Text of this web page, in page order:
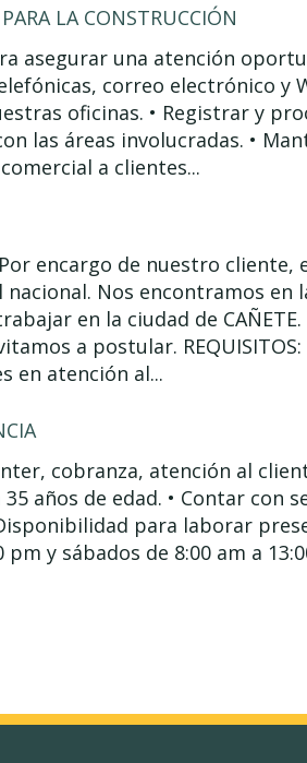
LA CONSTRUCCIÓN
asegurar una atención
correo electrónico y
oficinas. • Registrar y
las áreas involucradas. •
a clientes...
Por encargo de nuestro cliente,
Nos encontramos en
en la ciudad de
a postular.
en atención al...
cobranza, atención al
35 años de edad. • Contar con
para laborar
y sábados de 8:00 am a